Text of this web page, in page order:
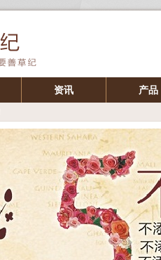
资讯 产品